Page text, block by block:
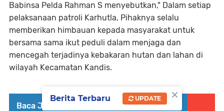
Babinsa Pelda Rahman S menyebutkan," Dalam setiap
pelaksanaan patroli Karhutla, Pihaknya selalu
memberikan himbauan kepada masyarakat untuk
bersama sama ikut peduli dalam menjaga dan
mencegah terjadinya kebakaran hutan dan lahan di
wilayah Kecamatan Kandis.
Baca Juga :
Babinsa Koptu K. Sitohang
×
Berita Terbaru UPDATE